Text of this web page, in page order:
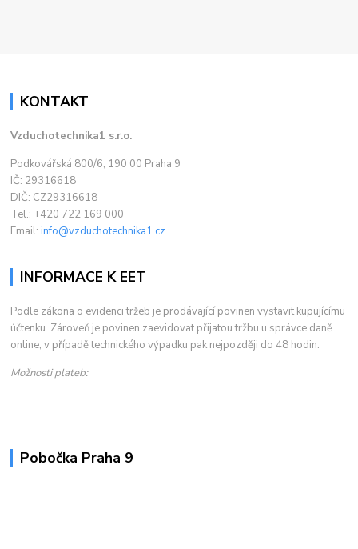
KONTAKT
Vzduchotechnika1 s.r.o.
Podkovářská 800/6, 190 00 Praha 9
IČ: 29316618
DIČ: CZ29316618
Tel.: +420 722 169 000
Email:info@vzduchotechnika1.cz
INFORMACE K EET
Podle zákona o evidenci tržeb je prodávající povinen vystavit kupujícímu
účtenku. Zároveň je povinen zaevidovat přijatou tržbu u správce daně
online; v případě technického výpadku pak nejpozději do 48 hodin.
Možnosti plateb:
Pobočka Praha 9